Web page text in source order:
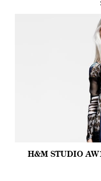
H&M STUDIO